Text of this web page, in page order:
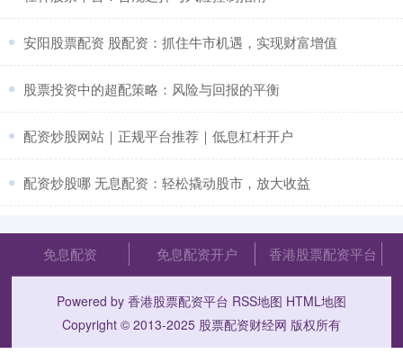
​安阳股票配资 股配资：抓住牛市机遇，实现财富增值
​股票投资中的超配策略：风险与回报的平衡
​配资炒股网站｜正规平台推荐｜低息杠杆开户
​配资炒股哪 无息配资：轻松撬动股市，放大收益
免息配资 免息配资开户 香港股票配资平台
Powered by 香港股票配资平台 RSS地图 HTML地图
Copyright © 2013-2025 股票配资财经网 版权所有